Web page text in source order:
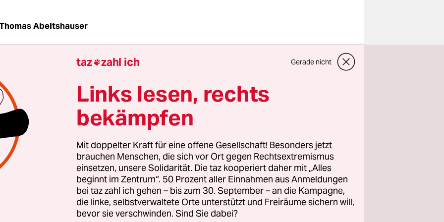
Abeltshauser
man als Künstler nur lange genug ausharren, um
Enfant terrible zum anerkannten Klassiker zu
Rainer Werner Fassbinder 1982 mit 37 Jahren viel zu
ist und John Waters, inzwischen 78, seit zwei Dekaden
mehr finanziert bekommt, steht Pedro Almodóvar als
großen schwulen Regisseure dieser Generation noch
der Kamera und ist dabei längst zur eigenen Marke
dank Filmen wie „Frauen am Rande des
und „Alles über meine Mutter“.
hat derzeit gleich mehrere Gründe zum Feiern. Anfang
taz zahl ich Gerade nicht
Links lesen, rechts
bekämpfen
Mit doppelter Kraft für eine offene Gesellschaft! Besonders jetzt
brauchen Menschen, die sich vor Ort gegen Rechtsextremismus
einsetzen, unsere Solidarität. Die taz kooperiert daher mit „Alles
beginnt im Zentrum“. 50 Prozent aller Einnahmen aus Anmeldungen
bei taz zahl ich gehen – bis zum 30. September – an die Kampagne,
die linke, selbstverwaltete Orte unterstützt und Freiräume sichern will,
bevor sie verschwinden. Sind Sie dabei?